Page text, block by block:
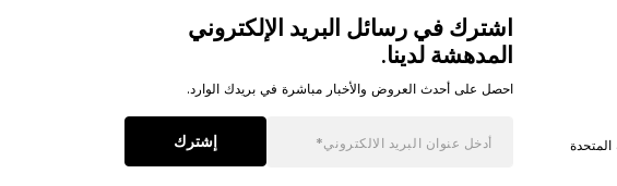
المتحدة
اشترك في رسائل البريد الإلكتروني
المدهشة لدينا.
احصل على أحدث العروض والأخبار مباشرة في بريدك الوارد.
إشترك